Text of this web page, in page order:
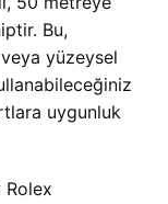
Bu,
yüzeysel
uygunluk